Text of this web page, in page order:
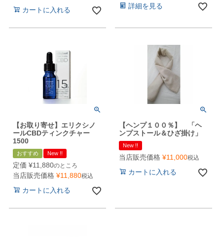
カートに入れる 詳細を見る
【お取り寄せ】エリクシノ
ールCBDティンクチャー
1500
おすすめ New !!
定価 ¥11,880のところ
当店販売価格 ¥11,880税込
カートに入れる
【ヘンプ１００％】 「ヘ
ンプストール＆ひざ掛け」
New !!
当店販売価格 ¥11,000税込
カートに入れる